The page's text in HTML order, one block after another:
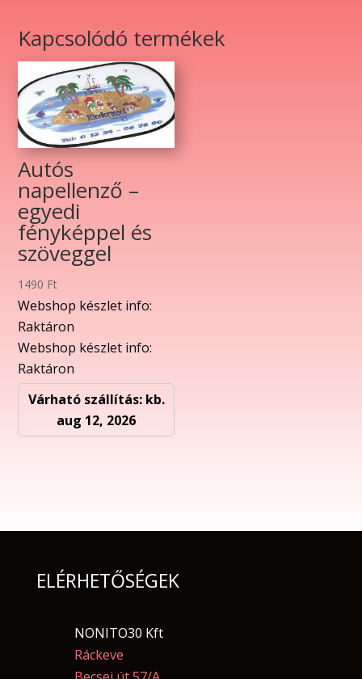
mennyiség
Kapcsolódó termékek
Autós
napellenző –
egyedi
fényképpel és
szöveggel
1490 Ft
Webshop készlet info:
Raktáron
Webshop készlet info:
Raktáron
Várható szállítás: kb.
aug 12, 2026
ELÉRHETŐSÉGEK
NONITO30 Kft
Ráckeve